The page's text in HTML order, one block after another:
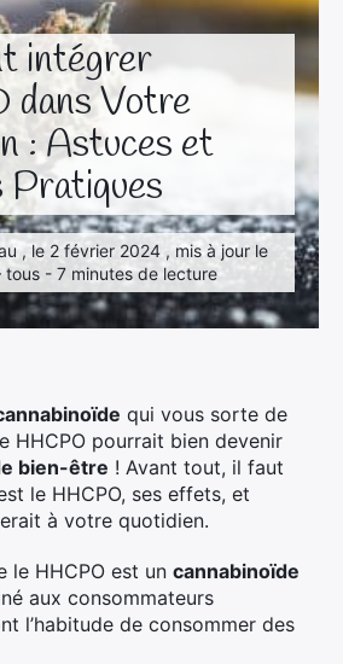
intégrer
Votre
: Astuces et
Pratiques
, le 2 février 2024 , mis à jour le
- 7 minutes de lecture
qui vous sorte de
HHCPO pourrait bien devenir
bien-être ! Avant tout, il faut
le HHCPO, ses effets, et
à votre quotidien.
le HHCPO est un cannabinoïde
aux consommateurs
l’habitude de consommer des